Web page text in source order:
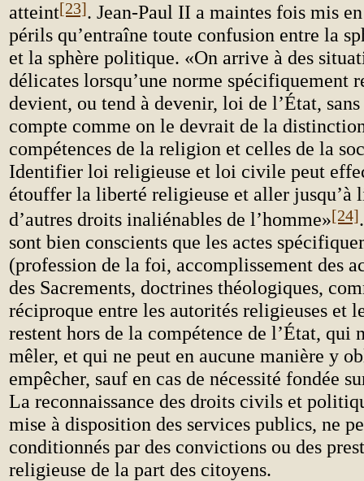
atteint[23]. Jean-Paul II a maintes fois mis
périls qu’entraîne toute confusion entre la
et la sphère politique. «On arrive à des
délicates lorsqu’une norme spécifiquement
devient, ou tend à devenir, loi de l’État,
compte comme on le devrait de la
compétences de la religion et celles de la
Identifier loi religieuse et loi civile peut
étouffer la liberté religieuse et aller jusqu’à
d’autres droits inaliénables de l’homme»[24]
sont bien conscients que les actes
(profession de la foi, accomplissement des
des Sacrements, doctrines théologiques,
réciproque entre les autorités religieuses et
restent hors de la compétence de l’État, qui
mêler, et qui ne peut en aucune manière y
empêcher, sauf en cas de nécessité fondée
La reconnaissance des droits civils et
mise à disposition des services publics, ne
conditionnés par des convictions ou des
religieuse de la part des citoyens.